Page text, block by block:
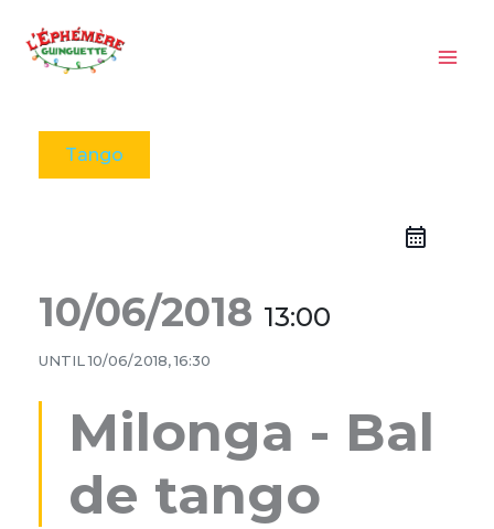
contenu
Tango
10/06/2018 13:00
UNTIL10/06/2018, 16:30
Milonga - Bal
de tango